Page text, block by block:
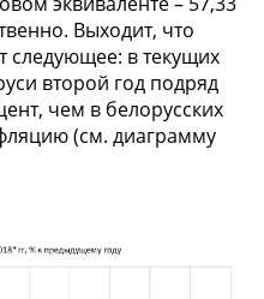
Выходит, что
следующее: в текущих
второй год подряд
чем в белорусских
(см. диаграмму